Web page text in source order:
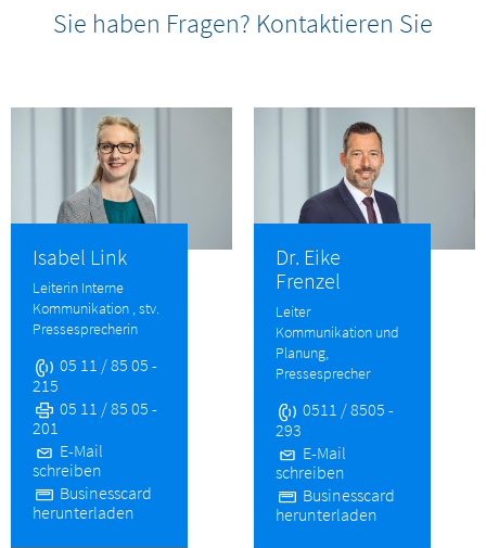
Sie haben Fragen? Kontaktieren Sie
Isabel Link
Leiterin Interne
Kommunikation , stv.
Pressesprecherin
05 11 / 85 05 -
215
05 11 / 85 05 -
201
E-Mail
schreiben
Businesscard
herunterladen
Dr. Eike
Frenzel
Leiter
Kommunikation und
Planung,
Pressesprecher
0511 / 8505 -
293
E-Mail
schreiben
Businesscard
herunterladen